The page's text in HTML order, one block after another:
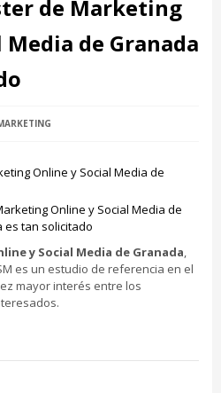
de Marketing
de Granada
y Social Media de Granada
es un estudio de referencia en el
mayor interés entre los